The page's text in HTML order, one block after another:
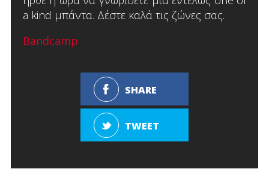
a kind μπάντα. Δέστε καλά τις ζώνες σας.
Bandcamp
SHARE
TWEET